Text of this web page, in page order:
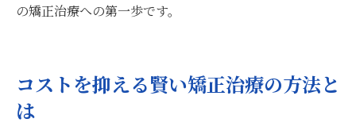
の矯正治療への第一歩です。
コストを抑える賢い矯正治療の方法と
は